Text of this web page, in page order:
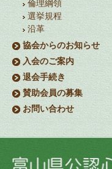
倫理綱領
選挙規程
沿革
協会からのお知らせ
入会のご案内
退会手続き
賛助会員の募集
お問い合わせ